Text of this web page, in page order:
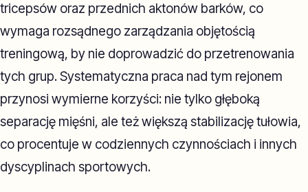
tricepsów oraz przednich aktonów barków, co
wymaga rozsądnego zarządzania objętością
treningową, by nie doprowadzić do przetrenowania
tych grup. Systematyczna praca nad tym rejonem
przynosi wymierne korzyści: nie tylko głęboką
separację mięśni, ale też większą stabilizację tułowia,
co procentuje w codziennych czynnościach i innych
dyscyplinach sportowych.